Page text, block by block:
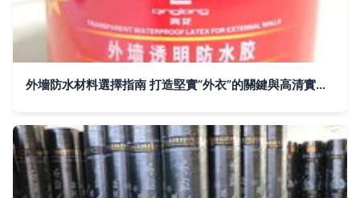
外墻防水材料選擇指南 打造堅實“外衣”的關鍵與高清實拍參考